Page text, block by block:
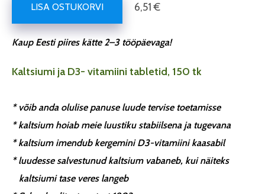
LISA OSTUKORVI 6,51 €
Kaup Eesti piires kätte 2–3 tööpäevaga!
Kaltsiumi ja D3- vitamiini tabletid, 150 tk
* võib anda olulise panuse luude tervise toetamisse
* kaltsium hoiab meie luustiku stabiilsena ja tugevana
* kaltsium imendub kergemini D3-vitamiini kaasabil
* luudesse salvestunud kaltsium vabaneb, kui näiteks
kaltsiumi tase veres langeb